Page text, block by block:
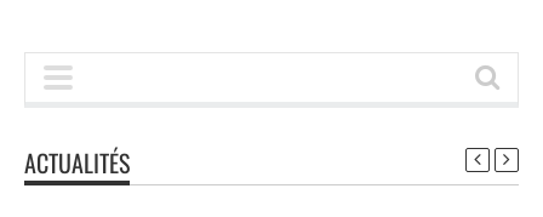
ACTUALITÉS